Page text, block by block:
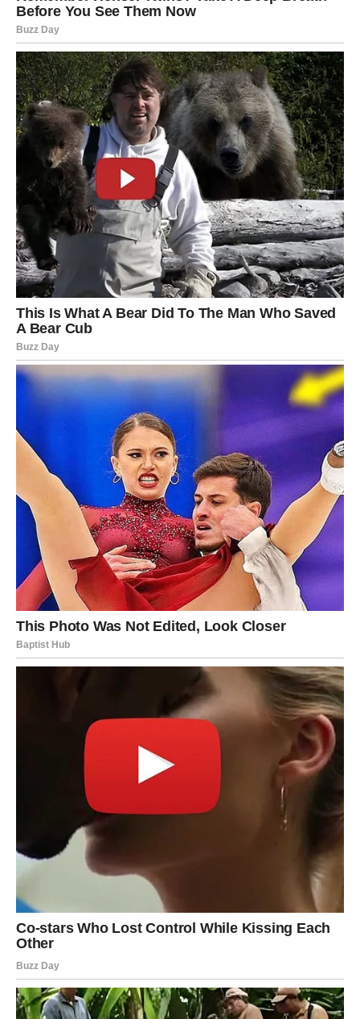
JEDNA OSOBA DONOSI SREĆU U
VAŠ ŽIVOT
Naredni period posebno naglašava uticaj jedne osobe.
To može biti neko koga već poznajete ili neko ko tek
dolazi.
Ali ta osoba nosi energiju promjene.
Kroz razgovor, savjet ili podršku mogla bi vam pomoći da
napravite važan korak naprijed.
Zato budite otvorene za nove kontakte i poznanstva.
FINANSIJSKA ENERGIJA
POSTAJE POVOLJNIJA
Ako ste u posljednje vrijeme razmišljale o novcu više
nego što biste željele, zvijezde donose ohrabrujuće
vijesti.
Moguća je prilika za dodatnu zaradu.
Moguć je napredak na poslu.
Moguće je rješenje problema koji vas je dugo
opterećivao.
Ne radi se samo o novcu.
Radi se o osjećaju sigurnosti koji se vraća u vaš život.
LJUBAV VAM DONOSI OSMIJEH
Ako ste slobodne, moguće je poznanstvo koje će vas
prijatno iznenaditi.